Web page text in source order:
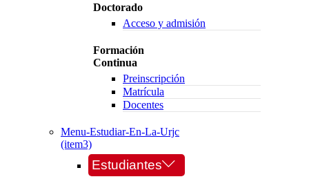
Doctorado
Acceso y admisión
Formación
Continua
Preinscripción
Matrícula
Docentes
Menu-Estudiar-En-La-Urjc
(item3)
Estudiantes